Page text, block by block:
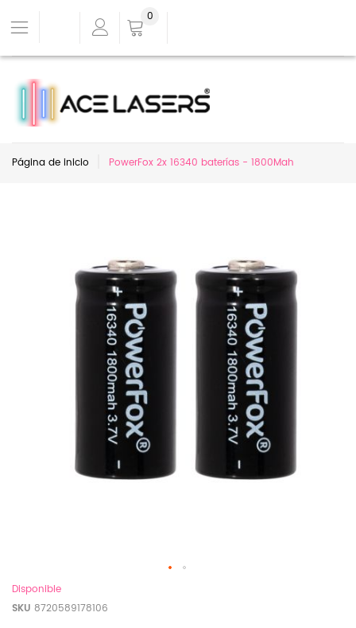
0
Página de inicio PowerFox 2x 16340 baterías - 1800Mah
Disponible
SKU 8720589178106